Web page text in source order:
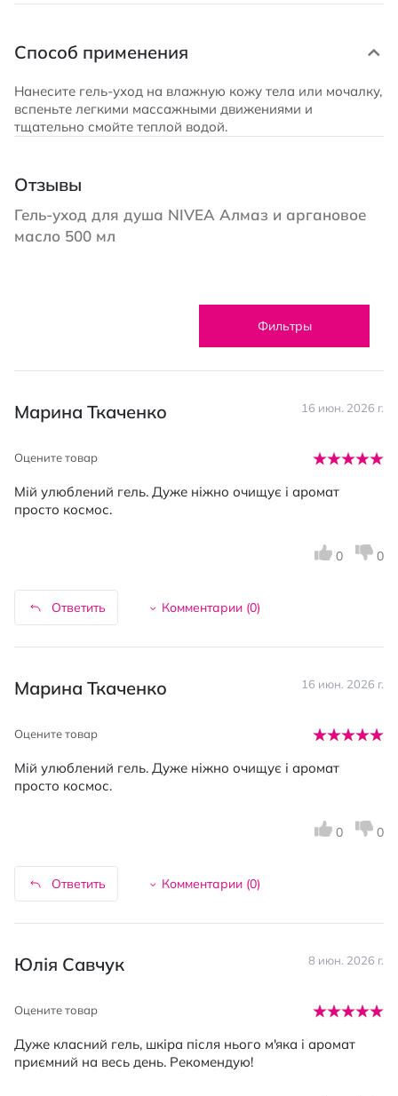
Способ применения
Нанесите гель-уход на влажную кожу тела или мочалку,
вспеньте легкими массажными движениями и
тщательно смойте теплой водой.
Отзывы
Гель-уход для душа NIVEA Алмаз и аргановое
масло 500 мл
Фильтры
Марина Ткаченко 16 июн. 2026 г.
Оцените товар
Мій улюблений гель. Дуже ніжно очищує і аромат
просто космос.
Ответить Комментарии (0)
0 0
Марина Ткаченко 16 июн. 2026 г.
Оцените товар
Мій улюблений гель. Дуже ніжно очищує і аромат
просто космос.
Ответить Комментарии (0)
0 0
Юлія Савчук 8 июн. 2026 г.
Оцените товар
Дуже класний гель, шкіра після нього м'яка і аромат
приємний на весь день. Рекомендую!